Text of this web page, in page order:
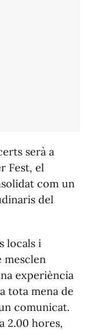
serà a
Fest, el
com un
del
locals i
mesclen
experiència
tota mena de
comunicat.
2.00 hores,